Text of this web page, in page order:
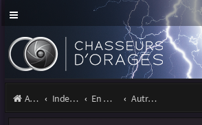
Accueil Index du forum En marge des orages Autres images